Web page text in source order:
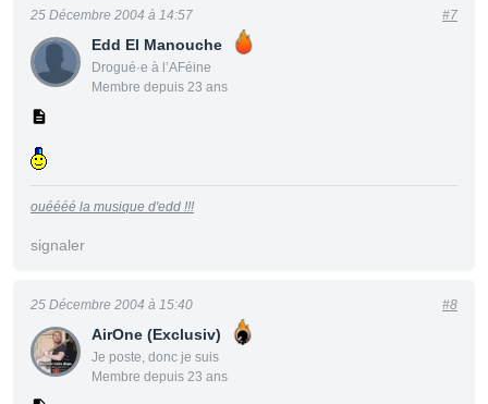
Edd El Manouche
Drogué·e à l’AFéine
Membre depuis 23 ans
25 Décembre 2004 à 14:57 #7
ouéééé la musique d'edd !!!
signaler
AirOne (Exclusiv)
Je poste, donc je suis
Membre depuis 23 ans
25 Décembre 2004 à 15:40 #8